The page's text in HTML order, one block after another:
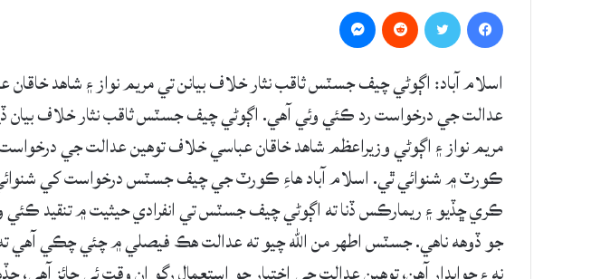
اسلام آباد: اڳوڻي چيف جسٽس ثاقب نثار خلاف بيانن تي مريم نواز ۽ شاهد
عدالت جي درخواست رد ڪئي وئي آهي. اڳوڻي چيف جسٽس ثاقب نثار خلاف بيان
مريم نواز ۽ اڳوڻي وزيراعظم شاهد خاقان عباسي خلاف توهين عدالت جي درخواست
ڪورٽ ۾ شنوائي ٿي. اسلام آباد هاءِ ڪورٽ جي چيف جسٽس درخواست کي شنوائي
ڪري ڇڏيو ۽ ريمارڪس ڏنا ته اڳوڻي چيف جسٽس تي انفرادي حيثيت ۾ تنقيد ڪئي
جو ڏوهه ناهي. جسٽس اطهر من الله چيو ته عدالت هڪ فيصلي ۾ چئي چڪي آهي ته